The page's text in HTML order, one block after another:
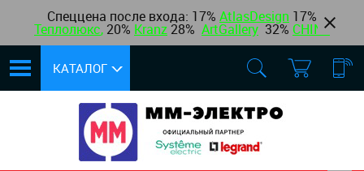
Спеццена после входа: 17% AtlasDesign 17%
Теплолюкс, 20% Kranz 28% ArtGallery 32% CHINT
КАТАЛОГ